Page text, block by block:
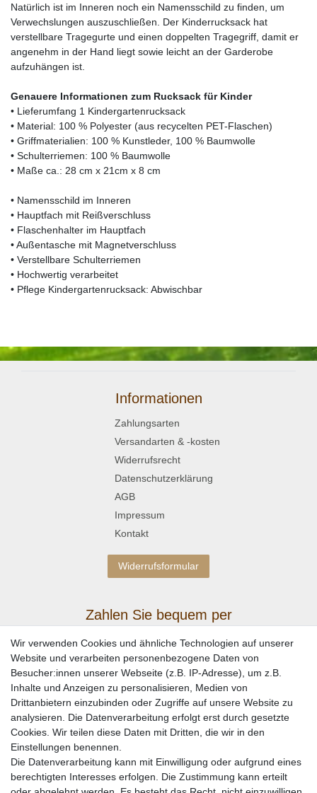
Natürlich ist im Inneren noch ein Namensschild zu finden, um
Verwechslungen auszuschließen. Der Kinderrucksack hat
verstellbare Tragegurte und einen doppelten Tragegriff, damit er
angenehm in der Hand liegt sowie leicht an der Garderobe
aufzuhängen ist.
Genauere Informationen zum Rucksack für Kinder
• Lieferumfang 1 Kindergartenrucksack
• Material: 100 % Polyester (aus recycelten PET-Flaschen)
• Griffmaterialien: 100 % Kunstleder, 100 % Baumwolle
• Schulterriemen: 100 % Baumwolle
• Maße ca.: 28 cm x 21cm x 8 cm
• Namensschild im Inneren
• Hauptfach mit Reißverschluss
• Flaschenhalter im Hauptfach
• Außentasche mit Magnetverschluss
• Verstellbare Schulterriemen
• Hochwertig verarbeitet
• Pflege Kindergartenrucksack: Abwischbar
Informationen
Zahlungsarten
Versandarten & -kosten
Widerrufsrecht
Datenschutzerklärung
AGB
Impressum
Kontakt
Widerrufsformular
Zahlen Sie bequem per
Wir versenden mit
Wir verwenden Cookies und ähnliche Technologien auf unserer
Website und verarbeiten personenbezogene Daten von
Besucher:innen unserer Webseite (z.B. IP-Adresse), um z.B.
Inhalte und Anzeigen zu personalisieren, Medien von
Drittanbietern einzubinden oder Zugriffe auf unsere Website zu
analysieren. Die Datenverarbeitung erfolgt erst durch gesetzte
Cookies. Wir teilen diese Daten mit Dritten, die wir in den
Einstellungen benennen.
Die Datenverarbeitung kann mit Einwilligung oder aufgrund eines
berechtigten Interesses erfolgen. Die Zustimmung kann erteilt